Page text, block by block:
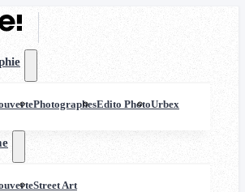
PhotographesEdito PhotoUrbex
Street Art